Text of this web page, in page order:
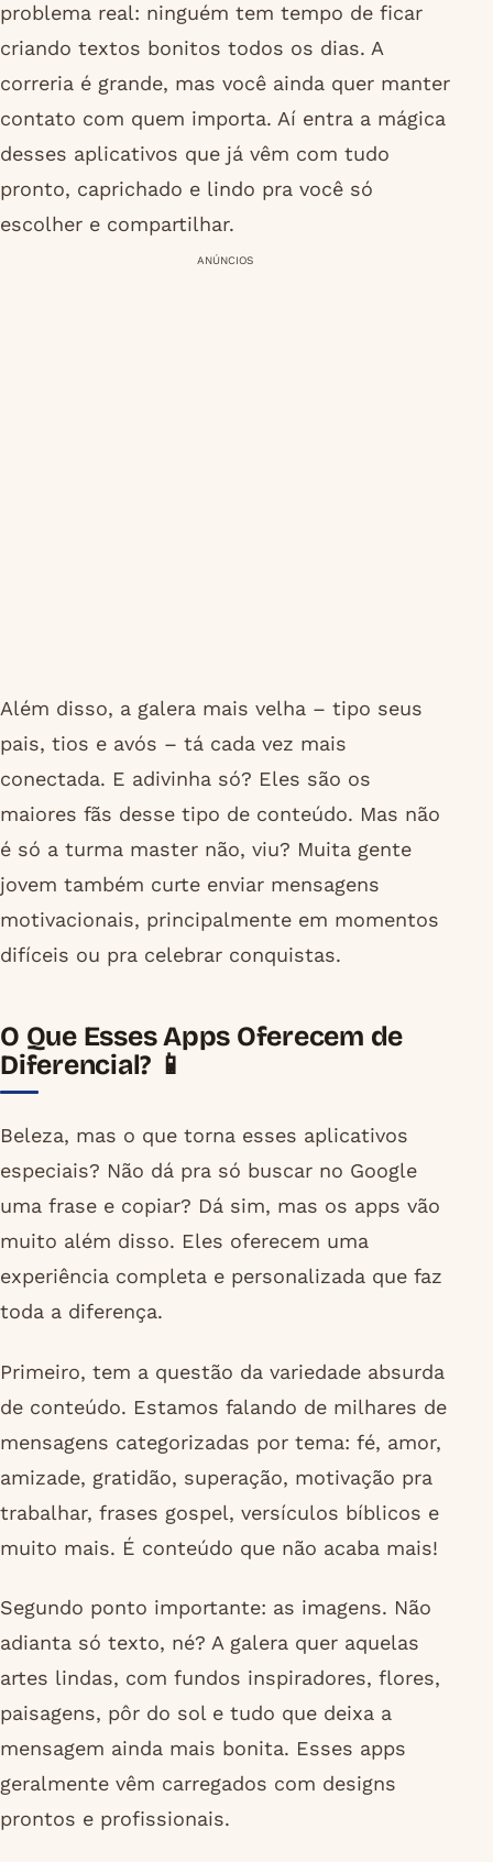
problema real: ninguém tem tempo de ficar
criando textos bonitos todos os dias. A
correria é grande, mas você ainda quer manter
contato com quem importa. Aí entra a mágica
desses aplicativos que já vêm com tudo
pronto, caprichado e lindo pra você só
escolher e compartilhar.
ANÚNCIOS
Além disso, a galera mais velha – tipo seus
pais, tios e avós – tá cada vez mais
conectada. E adivinha só? Eles são os
maiores fãs desse tipo de conteúdo. Mas não
é só a turma master não, viu? Muita gente
jovem também curte enviar mensagens
motivacionais, principalmente em momentos
difíceis ou pra celebrar conquistas.
O Que Esses Apps Oferecem de
Diferencial? 📱
Beleza, mas o que torna esses aplicativos
especiais? Não dá pra só buscar no Google
uma frase e copiar? Dá sim, mas os apps vão
muito além disso. Eles oferecem uma
experiência completa e personalizada que faz
toda a diferença.
Primeiro, tem a questão da variedade absurda
de conteúdo. Estamos falando de milhares de
mensagens categorizadas por tema: fé, amor,
amizade, gratidão, superação, motivação pra
trabalhar, frases gospel, versículos bíblicos e
muito mais. É conteúdo que não acaba mais!
Segundo ponto importante: as imagens. Não
adianta só texto, né? A galera quer aquelas
artes lindas, com fundos inspiradores, flores,
paisagens, pôr do sol e tudo que deixa a
mensagem ainda mais bonita. Esses apps
geralmente vêm carregados com designs
prontos e profissionais.